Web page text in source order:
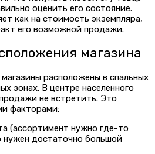
оценить его состояние.
как на стоимость экземпляра,
его возможной продажи.
магазина
расположены в спальных
зонах. В центре населенного
не встретить. Это
факторами:
(ассортимент нужно где-то
нужен достаточно большой